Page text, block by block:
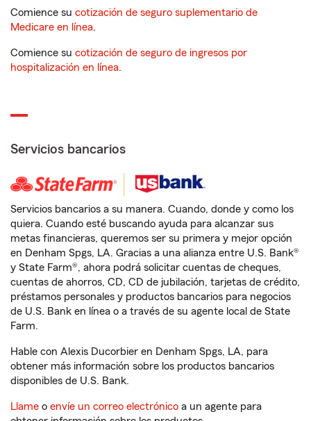
Comience su cotización de seguro suplementario de
Medicare en línea.
Comience su cotización de seguro de ingresos por
hospitalización en línea.
Servicios bancarios
Servicios bancarios a su manera. Cuando, donde y como los
quiera. Cuando esté buscando ayuda para alcanzar sus
metas financieras, queremos ser su primera y mejor opción
en Denham Spgs, LA. Gracias a una alianza entre U.S. Bank®
y State Farm®, ahora podrá solicitar cuentas de cheques,
cuentas de ahorros, CD, CD de jubilación, tarjetas de crédito,
préstamos personales y productos bancarios para negocios
de U.S. Bank en línea o a través de su agente local de State
Farm.
Hable con Alexis Ducorbier en Denham Spgs, LA, para
obtener más información sobre los productos bancarios
disponibles de U.S. Bank.
Llame o envíe un correo electrónico a un agente para